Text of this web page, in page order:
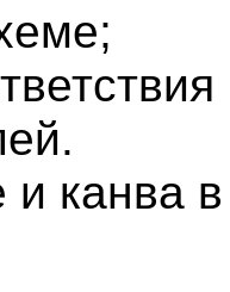
канва